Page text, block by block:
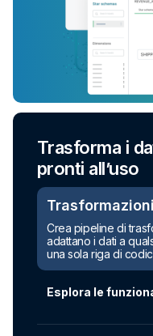
Trasforma i
pronti all’uso
Crea pipeline di
adattano i dati a
una sola riga di
Esplora le